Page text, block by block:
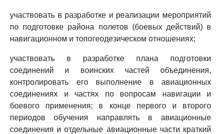
участвовать в разработке и реализации мероприятий
по подготовке района полетов (боевых действий) в
навигационном и топогеодезическом отношениях;
участвовать в разработке плана подготовки
соединений и воинских частей объединения,
контролировать его выполнение в авиационных
соединениях и частях по вопросам навигации и
боевого применения; в конце первого и второго
периодов обучения направлять в авиационные
соединения и отдельные авиационные части краткий